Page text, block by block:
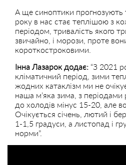
А ще синоптики прогнозують
року в нас стає теплішою з
періодом, тривалість якого
звичайно, і морози, проте
короткостроковими.
Інна Лазарок додає: “З 2021
кліматичний період, зими
жодних катаклізм ми не
наша м’яка зима, з періодами
до холодів мінус 15-20, але
Очікується січень, лютий і
1-1,5 градуси, а листопад і
норми”.